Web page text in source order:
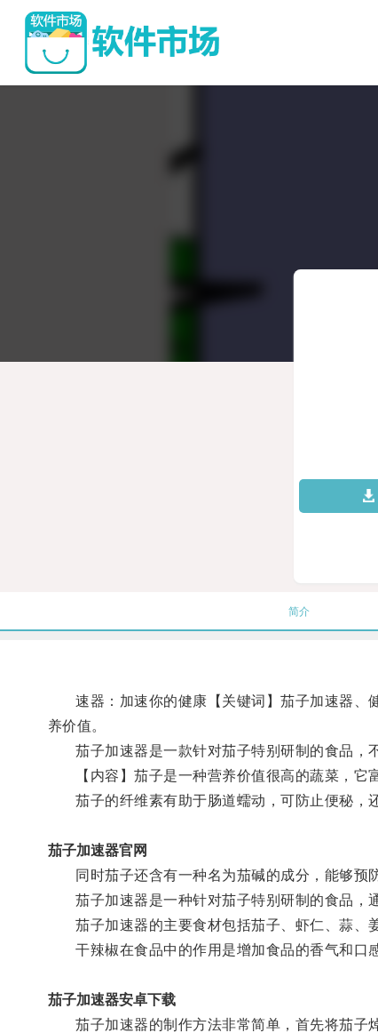
简介
速器：加速你的健康【关键词】茄子加速器、
养价值。
茄子加速器是一款针对茄子特别研制的食品，
【内容】茄子是一种营养价值很高的蔬菜，它
茄子的纤维素有助于肠道蠕动，可防止便秘，还
茄子加速器官网
同时茄子还含有一种名为茄碱的成分，能够预防
茄子加速器是一种针对茄子特别研制的食品，
茄子加速器的主要食材包括茄子、虾仁、蒜、姜
干辣椒在食品中的作用是增加食品的香气和口感
茄子加速器安卓下载
茄子加速器的制作方法非常简单，首先将茄子焯